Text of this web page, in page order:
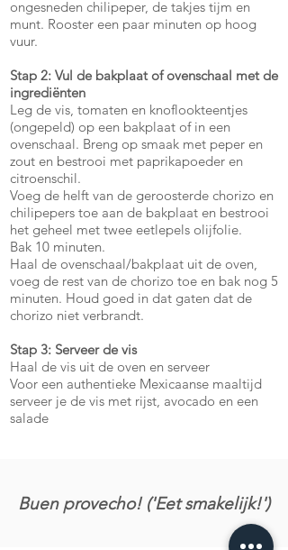
ongesneden chilipeper, de takjes tijm en
munt. Rooster een paar minuten op hoog
vuur.
Stap 2: Vul de bakplaat of ovenschaal met de
ingrediënten
Leg de vis, tomaten en knoflookteentjes
(ongepeld) op een bakplaat of in een
ovenschaal. Breng op smaak met peper en
zout en bestrooi met paprikapoeder en
citroenschil.
Voeg de helft van de geroosterde chorizo en
chilipepers toe aan de bakplaat en bestrooi
het geheel met twee eetlepels olijfolie.
Bak 10 minuten.
Haal de ovenschaal/bakplaat uit de oven,
voeg de rest van de chorizo toe en bak nog 5
minuten. Houd goed in dat gaten dat de
chorizo niet verbrandt.
Stap 3: Serveer de vis
Haal de vis uit de oven en serveer
Voor een authentieke Mexicaanse maaltijd
serveer je de vis met rijst, avocado en een
salade
Buen provecho! ('Eet smakelijk!')